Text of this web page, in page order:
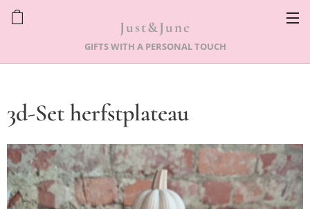
Just&June
GIFTS WITH A PERSONAL TOUCH
3d-Set herfstplateau